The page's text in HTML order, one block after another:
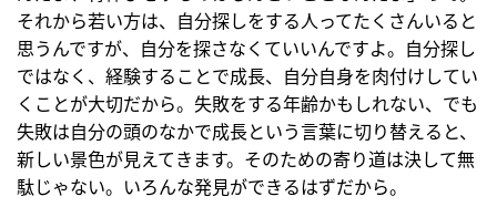
それから若い方は、自分探しをする人ってたくさんいると
思うんですが、自分を探さなくていいんですよ。自分探し
ではなく、経験することで成長、自分自身を肉付けしてい
くことが大切だから。失敗をする年齢かもしれない、でも
失敗は自分の頭のなかで成長という言葉に切り替えると、
新しい景色が見えてきます。そのための寄り道は決して無
駄じゃない。いろんな発見ができるはずだから。